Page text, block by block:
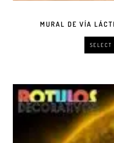
MURAL DE VÍA
SELECT